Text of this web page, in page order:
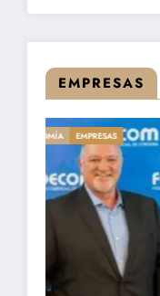
EMPRESAS
DESTACADA ECONOMÍA